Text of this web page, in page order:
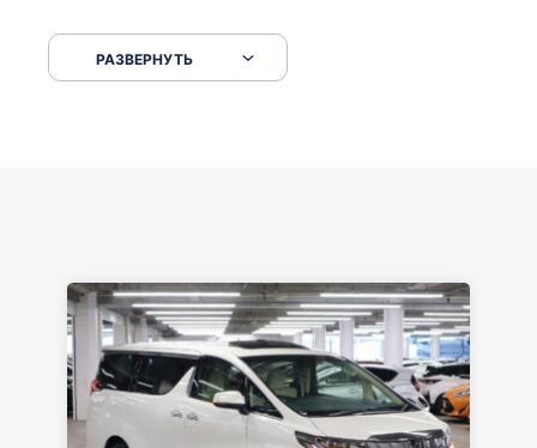
серпантинах по пути следования.
РАЗВЕРНУТЬ